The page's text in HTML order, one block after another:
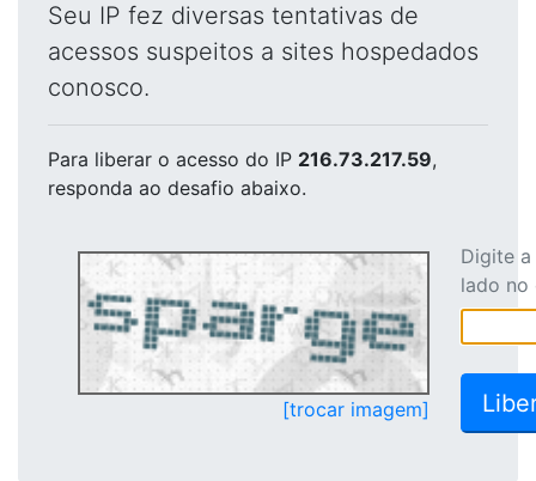
Seu IP fez diversas tentativas de
acessos suspeitos a sites hospedados
conosco.
Para liberar o acesso do IP 216.73.217.59,
responda ao desafio abaixo.
[trocar imagem]
Digite
lado no